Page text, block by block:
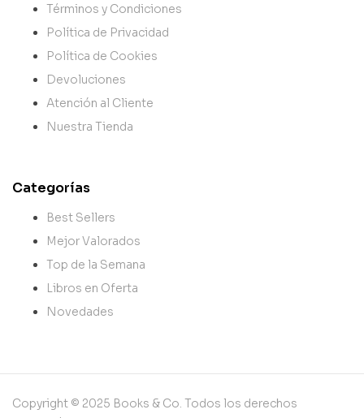
Términos y Condiciones
Política de Privacidad
Política de Cookies
Devoluciones
Atención al Cliente
Nuestra Tienda
Categorías
Best Sellers
Mejor Valorados
Top de la Semana
Libros en Oferta
Novedades
Copyright © 2025 Books & Co. Todos los derechos